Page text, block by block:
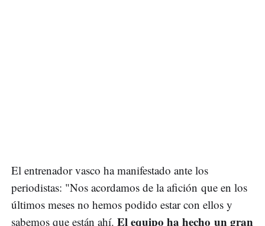
El entrenador vasco ha manifestado ante los
periodistas: "Nos acordamos de la afición que en los
últimos meses no hemos podido estar con ellos y
sabemos que están ahí. El equipo ha hecho un gran